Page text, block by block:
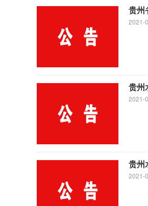
贵州
2021-
贵州
2021-
贵州
2021-